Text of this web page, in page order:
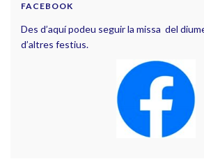
FACEBOOK
Des d’aquí podeu seguir la missa del
d’altres festius.